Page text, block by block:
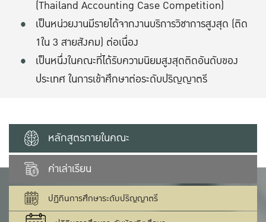
(Thailand Accounting Case Competition)
เป็นหน่วยงานมีรายได้จากงานบริการวิชาการสูงสุด (ติด
1ใน 3 สายสังคม) ต่อเนื่อง
เป็นหนึ่งในคณะที่ได้รับความนิยมสูงสุดติดอันดับของ
ประเทศ ในการเข้าศึกษาต่อระดับปริญญาตรี
หลักสูตรภายในคณะ
ค่าเล่าเรียน
ปฏิทินการศึกษาระดับปริญญาตรี